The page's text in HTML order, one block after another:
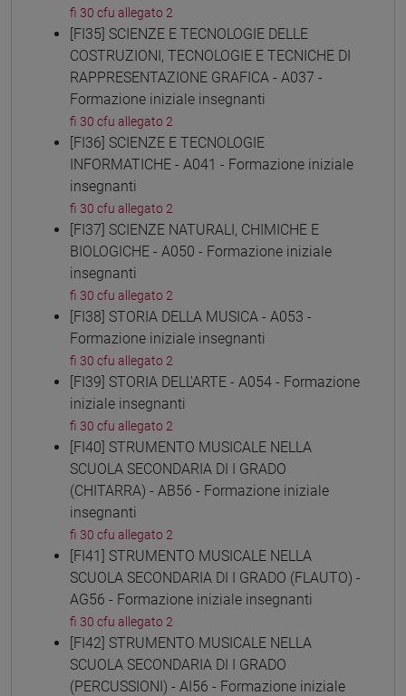
fi 30 cfu allegato 2
[FI35] SCIENZE E TECNOLOGIE DELLE
COSTRUZIONI, TECNOLOGIE E TECNICHE DI
RAPPRESENTAZIONE GRAFICA - A037 -
Formazione iniziale insegnanti
fi 30 cfu allegato 2
[FI36] SCIENZE E TECNOLOGIE
INFORMATICHE - A041 - Formazione iniziale
insegnanti
fi 30 cfu allegato 2
[FI37] SCIENZE NATURALI, CHIMICHE E
BIOLOGICHE - A050 - Formazione iniziale
insegnanti
fi 30 cfu allegato 2
[FI38] STORIA DELLA MUSICA - A053 -
Formazione iniziale insegnanti
fi 30 cfu allegato 2
[FI39] STORIA DELL'ARTE - A054 - Formazione
iniziale insegnanti
fi 30 cfu allegato 2
[FI40] STRUMENTO MUSICALE NELLA
SCUOLA SECONDARIA DI I GRADO
(CHITARRA) - AB56 - Formazione iniziale
insegnanti
fi 30 cfu allegato 2
[FI41] STRUMENTO MUSICALE NELLA
SCUOLA SECONDARIA DI I GRADO (FLAUTO) -
AG56 - Formazione iniziale insegnanti
fi 30 cfu allegato 2
[FI42] STRUMENTO MUSICALE NELLA
SCUOLA SECONDARIA DI I GRADO
(PERCUSSIONI) - AI56 - Formazione iniziale